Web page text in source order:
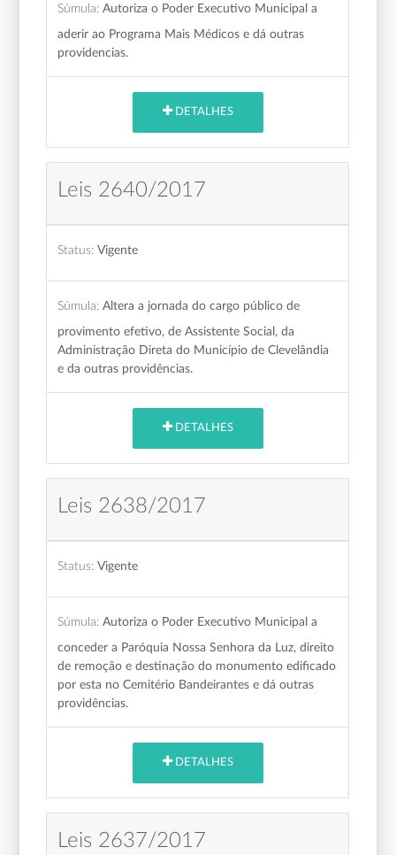
Súmula: Autoriza o Poder Executivo Municipal a
aderir ao Programa Mais Médicos e dá outras
providencias.
DETALHES
Leis 2640/2017
Status: Vigente
Súmula: Altera a jornada do cargo público de
provimento efetivo, de Assistente Social, da
Administração Direta do Município de Clevelândia
e da outras providências.
DETALHES
Leis 2638/2017
Status: Vigente
Súmula: Autoriza o Poder Executivo Municipal a
conceder a Paróquia Nossa Senhora da Luz, direito
de remoção e destinação do monumento edificado
por esta no Cemitério Bandeirantes e dá outras
providências.
DETALHES
Leis 2637/2017